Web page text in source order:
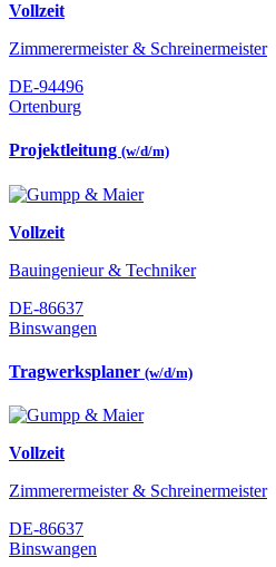
Vollzeit
Zimmerermeister & Schreinermeister
DE-94496
Ortenburg
Projektleitung (w/d/m)
Vollzeit
Bauingenieur & Techniker
DE-86637
Binswangen
Tragwerksplaner (w/d/m)
Vollzeit
Zimmerermeister & Schreinermeister
DE-86637
Binswangen